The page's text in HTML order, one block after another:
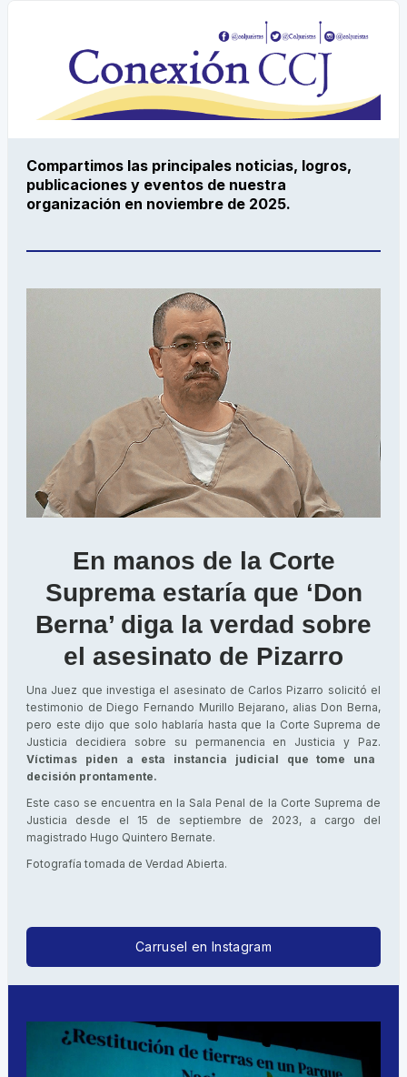
Compartimos las principales noticias, logros,
publicaciones y eventos de nuestra
organización en noviembre de 2025.
En manos de la Corte
Suprema estaría que ‘Don
Berna’ diga la verdad sobre
el asesinato de Pizarro
Una Juez que investiga el asesinato de Carlos Pizarro solicitó el
testimonio de Diego Fernando Murillo Bejarano, alias Don Berna,
pero este dijo que solo hablaría hasta que la Corte Suprema de
Justicia decidiera sobre su permanencia en Justicia y Paz.
Víctimas piden a esta instancia judicial que tome una
decisión prontamente.
Este caso se encuentra en la Sala Penal de la Corte Suprema de
Justicia desde el 15 de septiembre de 2023, a cargo del
magistrado Hugo Quintero Bernate.
Fotografía tomada de Verdad Abierta.
Carrusel en Instagram